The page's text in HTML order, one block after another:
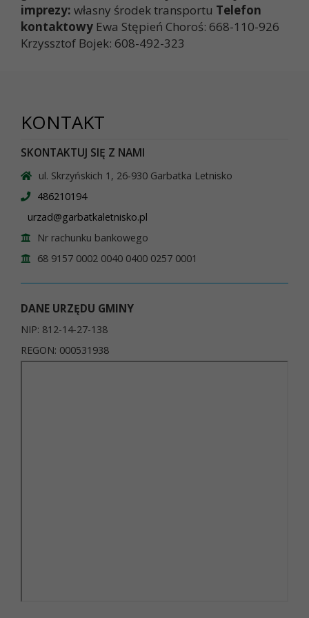
imprezy: własny środek transportu Telefon
kontaktowy Ewa Stępień Choroś: 668-110-926
Krzyssztof Bojek: 608-492-323
KONTAKT
SKONTAKTUJ SIĘ Z NAMI
ul. Skrzyńskich 1, 26-930 Garbatka Letnisko
486210194
urzad@garbatkaletnisko.pl
Nr rachunku bankowego
68 9157 0002 0040 0400 0257 0001
DANE URZĘDU GMINY
NIP: 812-14-27-138
REGON: 000531938